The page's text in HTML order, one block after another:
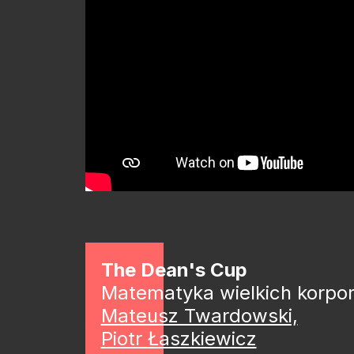
The Dean's Cup
Matematyka wielkich
Mateusz Twardowski,
Piotr Łaszkiewicz